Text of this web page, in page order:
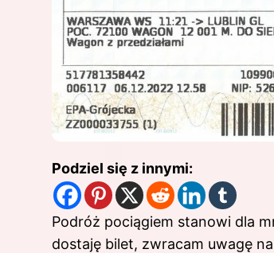
Podziel się z innymi:
Podróż pociągiem stanowi dla
dostaję bilet, zwracam uwagę